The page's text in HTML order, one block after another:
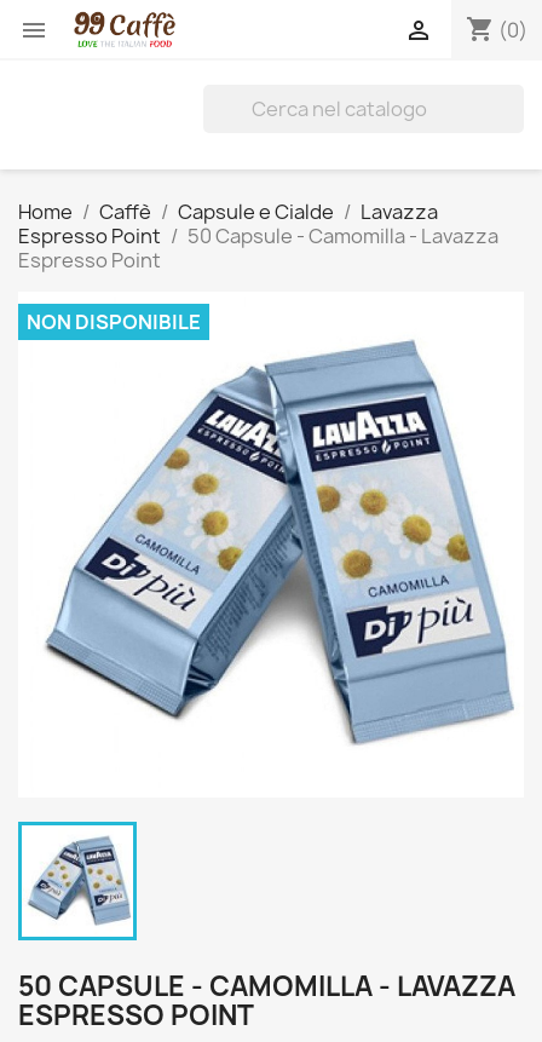
 shopping_cart (0)

Home Caffè Capsule e Cialde
Lavazza
Espresso Point
50 Capsule - Camomilla - Lavazza
Espresso Point
NON DISPONIBILE
50 CAPSULE - CAMOMILLA - LAVAZZA
ESPRESSO POINT